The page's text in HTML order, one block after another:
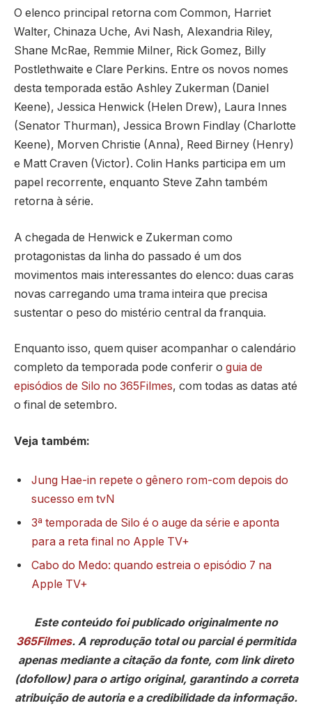
O elenco principal retorna com Common, Harriet
Walter, Chinaza Uche, Avi Nash, Alexandria Riley,
Shane McRae, Remmie Milner, Rick Gomez, Billy
Postlethwaite e Clare Perkins. Entre os novos nomes
desta temporada estão Ashley Zukerman (Daniel
Keene), Jessica Henwick (Helen Drew), Laura Innes
(Senator Thurman), Jessica Brown Findlay (Charlotte
Keene), Morven Christie (Anna), Reed Birney (Henry)
e Matt Craven (Victor). Colin Hanks participa em um
papel recorrente, enquanto Steve Zahn também
retorna à série.
A chegada de Henwick e Zukerman como
protagonistas da linha do passado é um dos
movimentos mais interessantes do elenco: duas caras
novas carregando uma trama inteira que precisa
sustentar o peso do mistério central da franquia.
Enquanto isso, quem quiser acompanhar o calendário
completo da temporada pode conferir o guia de
episódios de Silo no 365Filmes, com todas as datas até
o final de setembro.
Veja também:
Jung Hae-in repete o gênero rom-com depois do
sucesso em tvN
3ª temporada de Silo é o auge da série e aponta
para a reta final no Apple TV+
Cabo do Medo: quando estreia o episódio 7 na
Apple TV+
Este conteúdo foi publicado originalmente no
365Filmes. A reprodução total ou parcial é permitida
apenas mediante a citação da fonte, com link direto
(dofollow) para o artigo original, garantindo a correta
atribuição de autoria e a credibilidade da informação.